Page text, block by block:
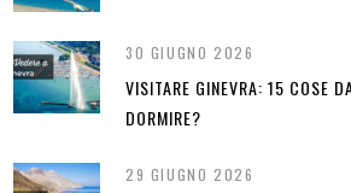
30 GIUGNO 2026
VISITARE GINEVRA: 15 COSE
DORMIRE?
29 GIUGNO 2026